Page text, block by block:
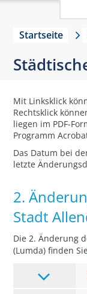
Startseite
Mit Linksklick
Rechtsklick
liegen im PDF-
Programm
Das Datum bei
letzte
2.
Stadt
Die 2. Änderung
(Lumda) finden